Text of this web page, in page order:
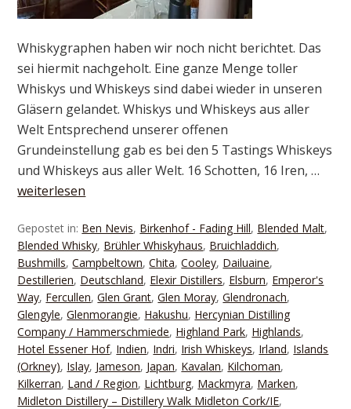
Whiskygraphen haben wir noch nicht berichtet. Das
sei hiermit nachgeholt. Eine ganze Menge toller
Whiskys und Whiskeys sind dabei wieder in unseren
Gläsern gelandet. Whiskys und Whiskeys aus aller
Welt Entsprechend unserer offenen
Grundeinstellung gab es bei den 5 Tastings Whiskeys
und Whiskeys aus aller Welt. 16 Schotten, 16 Iren, …
weiterlesen
Gepostet in: Ben Nevis, Birkenhof - Fading Hill, Blended Malt,
Blended Whisky, Brühler Whiskyhaus, Bruichladdich,
Bushmills,Campbeltown,Chita,Cooley, Dailuaine,
Destillerien, Deutschland, Elexir Distillers, Elsburn, Emperor's
Way, Fercullen,Glen Grant,Glen Moray,Glendronach,
Glengyle,Glenmorangie, Hakushu, Hercynian Distilling
Company / Hammerschmiede, Highland Park, Highlands,
Hotel Essener Hof, Indien, Indri, Irish Whiskeys, Irland, Islands
(Orkney), Islay, Jameson, Japan, Kavalan, Kilchoman,
Kilkerran, Land / Region, Lichtburg, Mackmyra, Marken,
Midleton Distillery – Distillery Walk Midleton Cork/IE,